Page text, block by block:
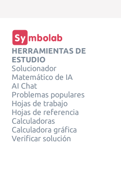
HERRAMIENTAS DE
ESTUDIO
Solucionador
Matemático de IA
AI Chat
Problemas populares
Hojas de trabajo
Hojas de referencia
Calculadoras
Calculadora gráfica
Verificar solución